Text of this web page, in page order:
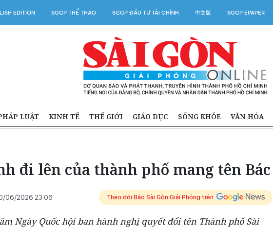
EDITION SGGP THỂ THAO SGGP ĐẦU TƯ TÀI CHÍNH 中文版 SGGP EPAPER
LUẬT KINH TẾ THẾ GIỚI GIÁO DỤC SỐNG KHỎE VĂN HÓA
đi lên của thành phố mang tên Bác
06/2026 23:06 Theo dõi Báo Sài Gòn Giải Phóng trên
Ngày Quốc hội ban hành nghị quyết đổi tên Thành phố Sài